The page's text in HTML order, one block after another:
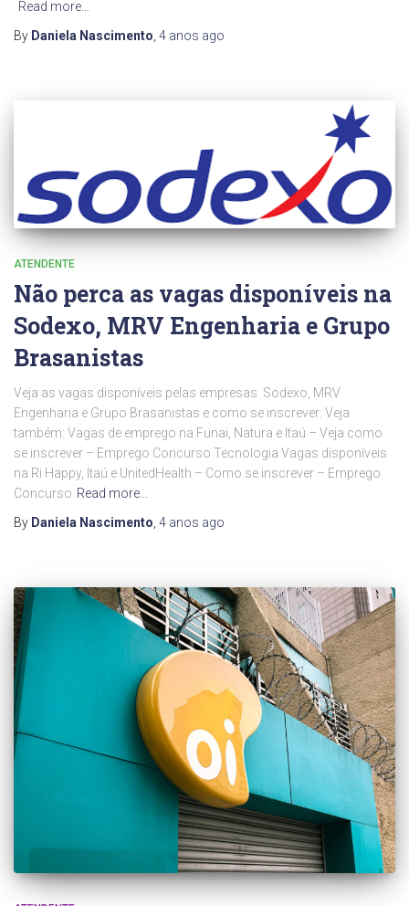
Read more…
By Daniela Nascimento 4 anos ago
ATENDENTE
Não perca as vagas disponíveis na
Sodexo, MRV Engenharia e Grupo
Brasanistas
Veja as vagas disponíveis pelas empresas Sodexo, MRV
Engenharia e Grupo Brasanistas e como se inscrever: Veja
também: Vagas de emprego na Funai, Natura e Itaú – Veja como
se inscrever – Emprego Concurso Tecnologia Vagas disponíveis
na Ri Happy, Itaú e UnitedHealth – Como se inscrever – Emprego
Concurso Read more…
By Daniela Nascimento 4 anos ago